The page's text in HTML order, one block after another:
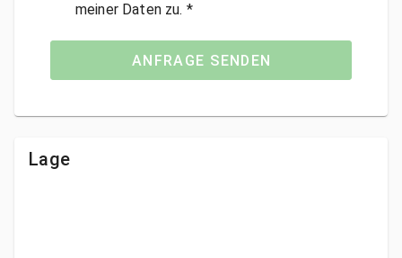
meiner Daten zu. *
ANFRAGE SENDEN
Lage